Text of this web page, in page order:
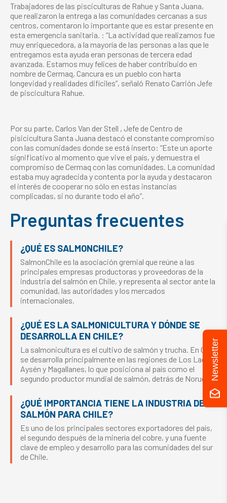
Trabajadores de las pisciculturas de Rahue y Santa Juana,
que realizaron la entrega a las comunidades cercanas a sus
centros, comentaron lo importante que es estar presente en
esta emergencia sanitaria. : “La actividad que realizamos fue
muy enriquecedora, a la mayoría de las personas a las que le
entregamos esta ayuda eran personas de tercera edad
avanzada. Estamos muy felices de haber contribuido en
nombre de Cermaq, Cancura es un pueblo con harta
longevidad y realidades difíciles”, señaló Renato Carrión Jefe
de piscicultura Rahue.
Por su parte, Carlos Van der Stell , Jefe de Centro de
pisicicultura Santa Juana destacó el constante compromiso
con las comunidades donde se está inserto: “Este un aporte
significativo al momento que vive el país, y demuestra el
compromiso de Cermaq con las comunidades. La comunidad
estaba muy agradecida y contenta por la ayuda y destacaron
el interés de cooperar no sólo en estas instancias
complicadas, si no durante todo el año”.
Preguntas frecuentes
¿QUÉ ES SALMONCHILE?
SalmonChile es la asociación gremial que reúne a las
principales empresas productoras y proveedoras de la
industria del salmón en Chile, y representa al sector ante la
comunidad, las autoridades y los mercados
internacionales.
¿QUÉ ES LA SALMONICULTURA Y DÓNDE SE
DESARROLLA EN CHILE?
La salmonicultura es el cultivo de salmón y trucha. En Chile
se desarrolla principalmente en las regiones de Los Lagos,
Aysén y Magallanes, lo que posiciona al país como el
segundo productor mundial de salmón, detrás de Noruega.
¿QUÉ IMPORTANCIA TIENE LA INDUSTRIA DEL
SALMÓN PARA CHILE?
Es uno de los principales sectores exportadores del país,
el segundo después de la minería del cobre, y una fuente
clave de empleo y desarrollo para las comunidades del sur
de Chile.
Newsletter